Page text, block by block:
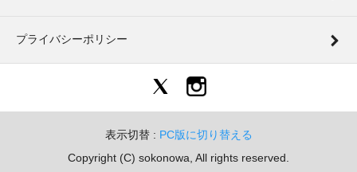
プライバシーポリシー
表示切替 : PC版に切り替える
Copyright (C) sokonowa, All rights reserved.